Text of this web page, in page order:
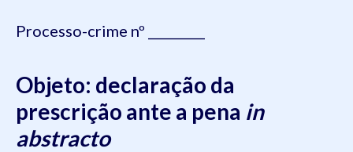
Processo-crime nº _________
Objeto: declaração da
prescrição ante a pena in
abstracto